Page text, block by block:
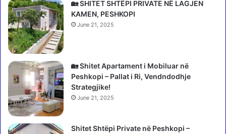
q
ë
i
t
h
e
ë
m
b
ë
n
a
P
i
t
a
r
a
n
u
m
🏡 SHITET SHTËPI PRIVATE NË LAGJEN
KAMEN, PESHKOPI
June 21, 2025
🏡 Shitet Apartament i Mobiluar në
Peshkopi – Pallat i Ri, Vendndodhje
Strategjike!
June 21, 2025
Shitet Shtëpi Private në Peshkopi –